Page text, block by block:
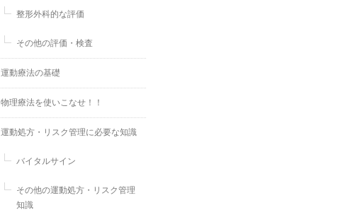
整形外科的な評価
その他の評価・検査
運動療法の基礎
物理療法を使いこなせ！！
運動処方・リスク管理に必要な知識
バイタルサイン
その他の運動処方・リスク管理
知識